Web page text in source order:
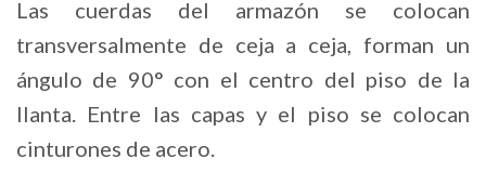
Las cuerdas del armazón se colocan
transversalmente de ceja a ceja, forman un
ángulo de 90° con el centro del piso de la
llanta. Entre las capas y el piso se colocan
cinturones de acero.